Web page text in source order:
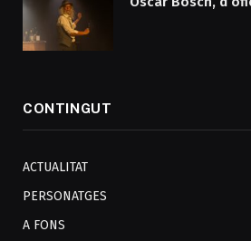
CONTINGUT
ACTUALITAT
PERSONATGES
A FONS